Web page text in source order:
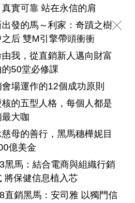
效，真實可靠 站在永信的肩
出發的馬～利家：奇蹟之樹╳
后 雙M引擎帶頭衝衝
我，從直銷新人邁向財富
的50堂必修課
會場運作的12個成功原則
的五型人格，每個人都是
最大咖
母的善行，黑馬穗樺妮目
億美金
黑馬：結合電商與組織行銷
模式 將保健信息植入芯
銷黑馬：安司雅 以獨門信